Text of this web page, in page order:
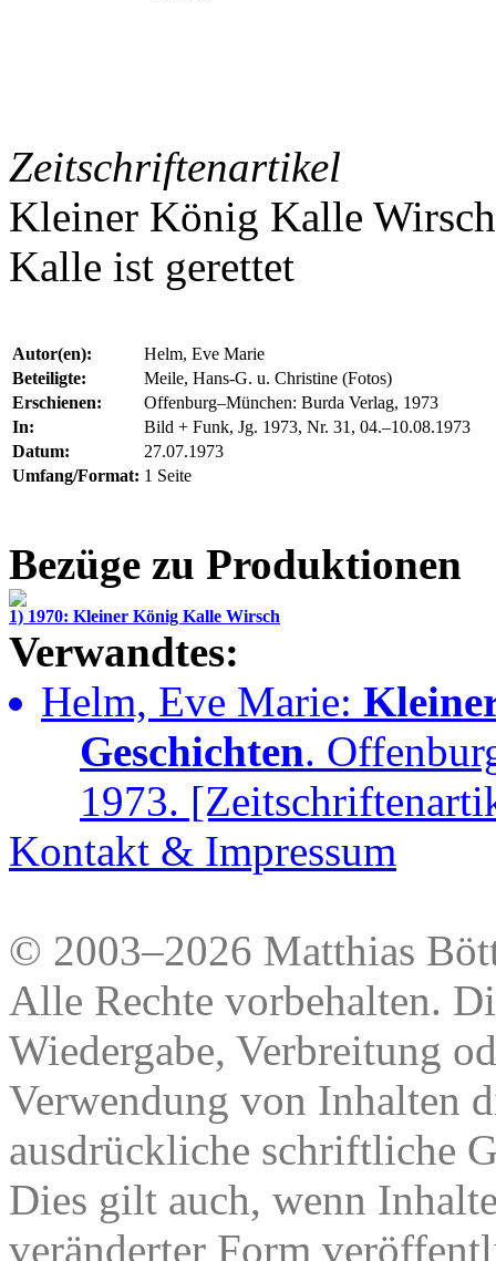
Zeitschriftenartikel
Kleiner König Kalle
Kalle ist gerettet
Autor(en):
Helm, Eve Marie
Beteiligte:
Meile, Hans-G. u. Christine (Fotos)
Erschienen:
Offenburg–München: Burda Verlag, 1973
In:
Bild + Funk, Jg. 1973, Nr. 31, 04.–10.08.1973
Datum:
27.07.1973
Umfang/Format: 1 Seite
Bezüge zu Produktionen
1) 1970: Kleiner König Kalle Wirsch
Verwandtes:
Helm, Eve Marie:
Geschichten.
1973.
Kontakt & Impressum
© 2003–2026 Matthias
Alle Rechte vorbehalten.
Wiedergabe, Verbreitung
Verwendung von Inhalten
ausdrückliche schriftliche
Dies gilt auch, wenn
veränderter Form